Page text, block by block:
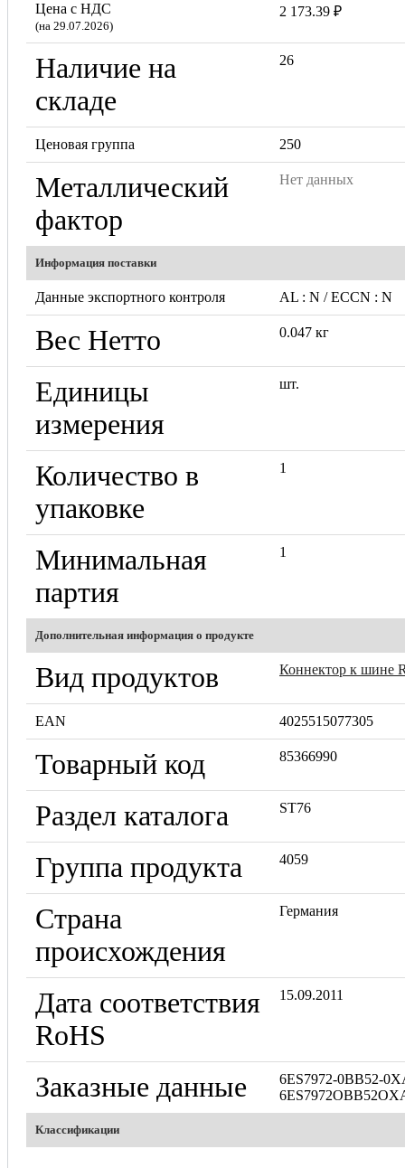
Цена с НДС
(на 29.07.2026)
2 173.39 ₽
Наличие на
складе
26
Ценовая группа 250
Металлический
фактор
Нет данных
Информация поставки
Данные экспортного контроля AL : N / ECCN : N
Вес Нетто 0.047 кг
Единицы
измерения
шт.
Количество в
упаковке
1
Минимальная
партия
1
Дополнительная информация о продукте
Вид продуктов Коннектор к шине
EAN 4025515077305
Товарный код 85366990
Раздел каталога ST76
Группа продукта 4059
Страна
происхождения
Германия
Дата соответствия
RoHS
15.09.2011
Заказные данные
6ES7972-0BB52-
Классификации